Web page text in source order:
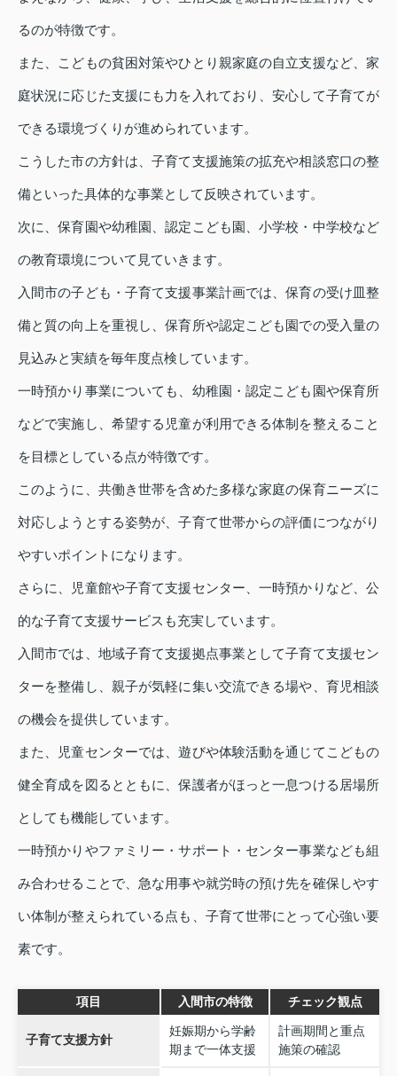
るのが特徴です。
また、こどもの貧困対策やひとり親家庭の自立支援など、家
庭状況に応じた支援にも力を入れており、安心して子育てが
できる環境づくりが進められています。
こうした市の方針は、子育て支援施策の拡充や相談窓口の整
備といった具体的な事業として反映されています。
次に、保育園や幼稚園、認定こども園、小学校・中学校など
の教育環境について見ていきます。
入間市の子ども・子育て支援事業計画では、保育の受け皿整
備と質の向上を重視し、保育所や認定こども園での受入量の
見込みと実績を毎年度点検しています。
一時預かり事業についても、幼稚園・認定こども園や保育所
などで実施し、希望する児童が利用できる体制を整えること
を目標としている点が特徴です。
このように、共働き世帯を含めた多様な家庭の保育ニーズに
対応しようとする姿勢が、子育て世帯からの評価につながり
やすいポイントになります。
さらに、児童館や子育て支援センター、一時預かりなど、公
的な子育て支援サービスも充実しています。
入間市では、地域子育て支援拠点事業として子育て支援セン
ターを整備し、親子が気軽に集い交流できる場や、育児相談
の機会を提供しています。
また、児童センターでは、遊びや体験活動を通じてこどもの
健全育成を図るとともに、保護者がほっと一息つける居場所
としても機能しています。
一時預かりやファミリー・サポート・センター事業なども組
み合わせることで、急な用事や就労時の預け先を確保しやす
い体制が整えられている点も、子育て世帯にとって心強い要
素です。
項目 入間市の特徴 チェック観点
子育て支援方針
妊娠期から学齢
期まで一体支援
計画期間と重点
施策の確認